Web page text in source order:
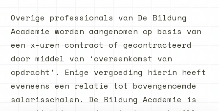
Overige professionals van De Bildung
Academie worden aangenomen op basis van
een x-uren contract of gecontracteerd
door middel van ‘overeenkomst van
opdracht’. Enige vergoeding hierin heeft
eveneens een relatie tot bovengenoemde
salarisschalen. De Bildung Academie is